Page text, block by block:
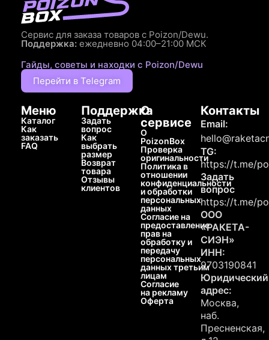
Сервис для заказа товаров с Poizon/Dewu.
Поддержка: ежедневно 04:00–21:00 МСК
Гайды, советы и находки с Poizon/Dewu
Перейти в Telegram
Меню
Каталог
Как
заказать
FAQ
Поддержка
Задать
вопрос
Как
выбрать
размер
Возврат
товара
Отзывы
клиентов
О
сервисе
О
PoizonBox
Проверка
оригинальности
Политика в
отношении
конфиденциальности
и обработки
персональных
данных
Согласие на
предоставление
прав на
обработку и
передачу
персональных
данных третьим
лицам
Согласие
на рекламу
Оферта
Контакты
Email:
TG:
https://t.me/
Задать
вопрос
https://t.me/
ООО
«РАКЕТА-
СИЭН»
ИНН:
9703190841
Юридический
адрес:
Москва,
наб.
Пресненская,